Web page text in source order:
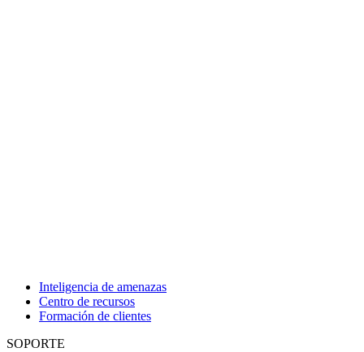
Inteligencia de amenazas
Centro de recursos
Formación de clientes
SOPORTE